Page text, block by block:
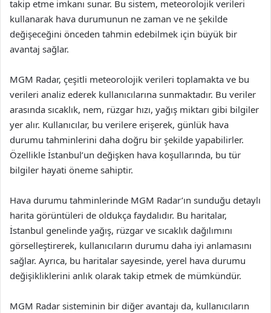
takip etme imkanı sunar. Bu sistem, meteorolojik verileri
kullanarak hava durumunun ne zaman ve ne şekilde
değişeceğini önceden tahmin edebilmek için büyük bir
avantaj sağlar.
MGM Radar, çeşitli meteorolojik verileri toplamakta ve bu
verileri analiz ederek kullanıcılarına sunmaktadır. Bu veriler
arasında sıcaklık, nem, rüzgar hızı, yağış miktarı gibi bilgiler
yer alır. Kullanıcılar, bu verilere erişerek, günlük hava
durumu tahminlerini daha doğru bir şekilde yapabilirler.
Özellikle İstanbul’un değişken hava koşullarında, bu tür
bilgiler hayati öneme sahiptir.
Hava durumu tahminlerinde MGM Radar’ın sunduğu detaylı
harita görüntüleri de oldukça faydalıdır. Bu haritalar,
İstanbul genelinde yağış, rüzgar ve sıcaklık dağılımını
görselleştirerek, kullanıcıların durumu daha iyi anlamasını
sağlar. Ayrıca, bu haritalar sayesinde, yerel hava durumu
değişikliklerini anlık olarak takip etmek de mümkündür.
MGM Radar sisteminin bir diğer avantajı da, kullanıcıların